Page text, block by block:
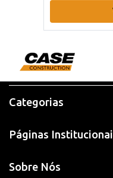
Categorias
Páginas
Sobre Nós